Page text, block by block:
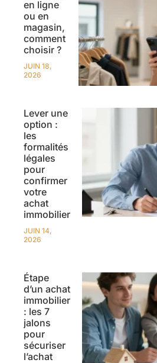
en ligne
ou en
magasin,
comment
choisir ?
JUIN 18,
2026
Lever une
option :
les
formalités
légales
pour
confirmer
votre
achat
immobilier
JUIN 14,
2026
Étape
d’un achat
immobilier
: les 7
jalons
pour
sécuriser
l’achat